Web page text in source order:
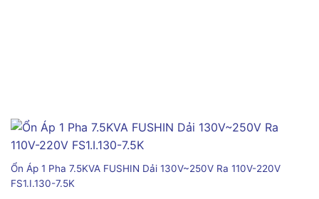
Ổn Áp 1 Pha 7.5KVA FUSHIN Dải 130V~250V Ra 110V-220V
FS1.I.130-7.5K